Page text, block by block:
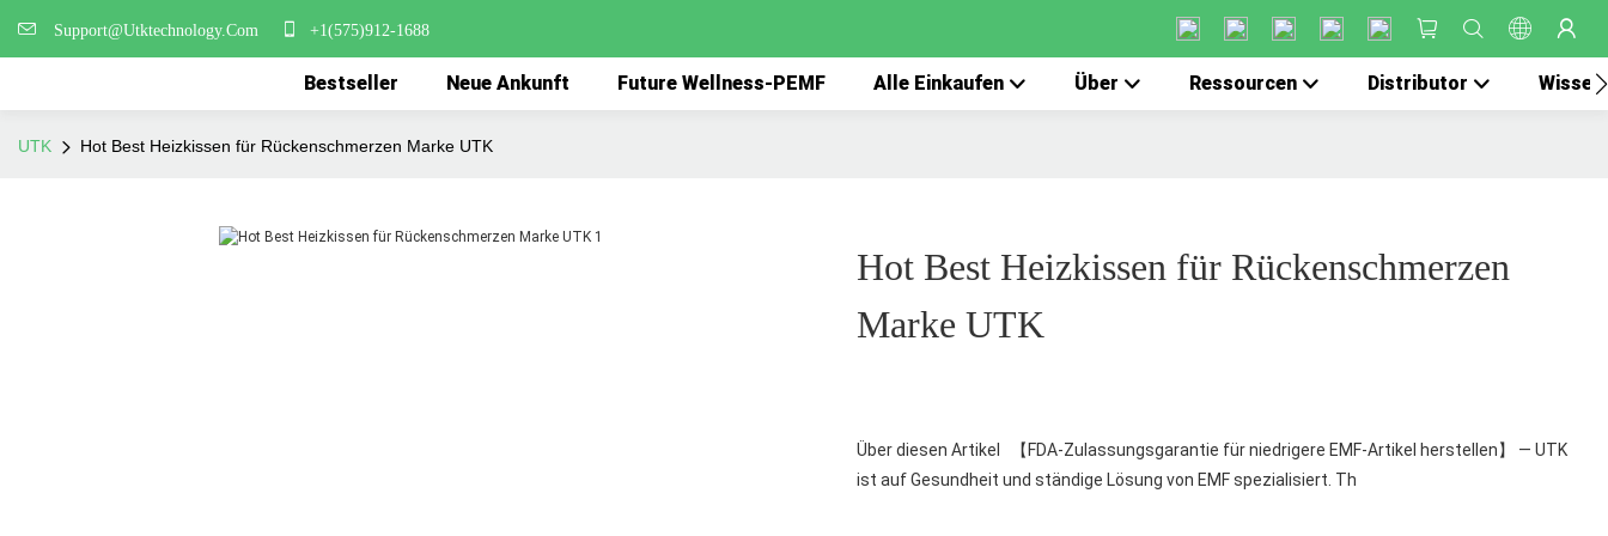
Support@Utktechnology.Com +1(575)912-1688
Bestseller Neue Ankunft Future Wellness-PEMF Alle Einkaufen Über Ressourcen Distributor Wissen
UTK Hot Best Heizkissen für Rückenschmerzen Marke UTK
Hot Best Heizkissen für Rückenschmerzen
Marke UTK
Über diesen Artikel 【FDA-Zulassungsgarantie für niedrigere EMF-Artikel herstellen】 — UTK
ist auf Gesundheit und ständige Lösung von EMF spezialisiert. Th